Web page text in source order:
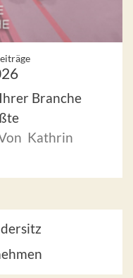
Branche
Kathrin